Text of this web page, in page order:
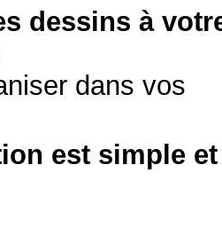
dessins à
dans vos
est simple et